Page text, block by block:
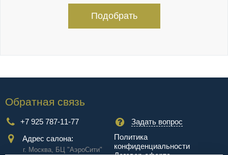
Подобрать
Обратная связь
+7 925 787-11-77
Задать вопрос
Адрес салона:
г. Москва, БЦ "АэроCити"
Политика
конфиденциальности